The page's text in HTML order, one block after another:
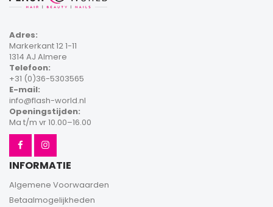
Adres:
Markerkant 12 1-11
1314 AJ Almere
Telefoon:
+31 (0)36-5303565
E-mail:
info@flash-world.nl
Openingstijden:
Ma t/m vr 10.00–16.00
INFORMATIE
Algemene Voorwaarden
Betaalmogelijkheden